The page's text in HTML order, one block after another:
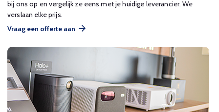
bij ons op en vergelijk ze eens met je huidige leverancier. We
verslaan elke prijs.
Vraag een offerte aan